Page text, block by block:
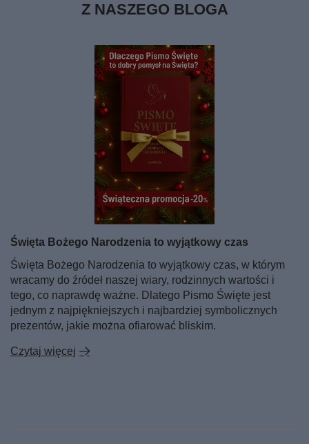
Z NASZEGO BLOGA
Święta Bożego Narodzenia to wyjątkowy czas
Święta Bożego Narodzenia to wyjątkowy czas, w którym
wracamy do źródeł naszej wiary, rodzinnych wartości i
tego, co naprawdę ważne. Dlatego Pismo Święte jest
jednym z najpiękniejszych i najbardziej symbolicznych
prezentów, jakie można ofiarować bliskim.
Czytaj więcej